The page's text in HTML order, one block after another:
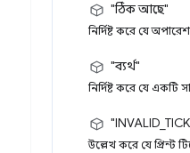
"ঠিক আছে"
নির্দিষ্ট করে যে
"ব্যর্থ"
নির্দিষ্ট করে যে একটি
উল্লেখ করে যে প্রিন্ট